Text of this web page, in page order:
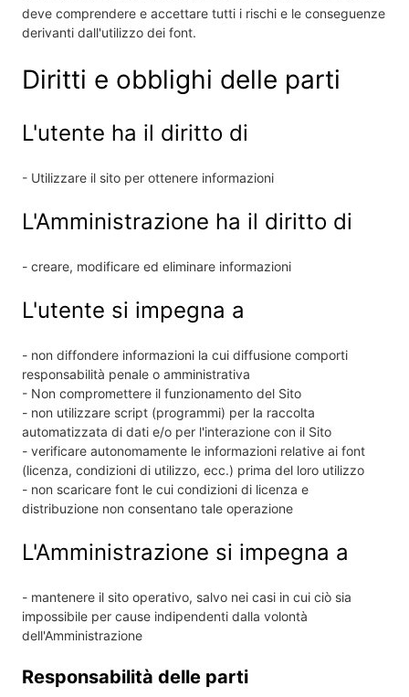
deve comprendere e accettare tutti i rischi e le conseguenze
derivanti dall'utilizzo dei font.
Diritti e obblighi delle parti
L'utente ha il diritto di
- Utilizzare il sito per ottenere informazioni
L'Amministrazione ha il diritto di
- creare, modificare ed eliminare informazioni
L'utente si impegna a
- non diffondere informazioni la cui diffusione comporti
responsabilità penale o amministrativa
- Non compromettere il funzionamento del Sito
- non utilizzare script (programmi) per la raccolta
automatizzata di dati e/o per l'interazione con il Sito
- verificare autonomamente le informazioni relative ai font
(licenza, condizioni di utilizzo, ecc.) prima del loro utilizzo
- non scaricare font le cui condizioni di licenza e
distribuzione non consentano tale operazione
L'Amministrazione si impegna a
- mantenere il sito operativo, salvo nei casi in cui ciò sia
impossibile per cause indipendenti dalla volontà
dell'Amministrazione
Responsabilità delle parti